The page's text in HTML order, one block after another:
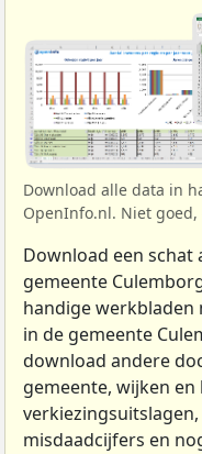
Download alle data in
OpenInfo.nl. Niet
Download een
gemeente
handige werkbladen
in de gemeente
download andere
gemeente, wijken
misdaadcijfers en